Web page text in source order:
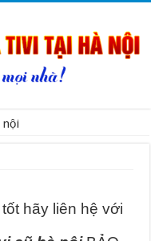
nội
hãy liên hệ với